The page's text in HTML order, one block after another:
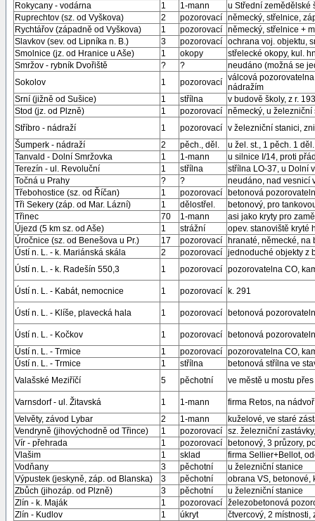
Rokycany - vodárna
1 1-mann
u Střední zemědělské
Ruprechtov (sz. od Vyškova)
2 pozorovací německý, střelnice,
Rychtářov (západně od Vyškova)
1 pozorovací německý, střelnice +
Slavkov (sev. od Lipníka n. B.)
3 pozorovací ochrana voj. objektu,
Smolnice (jz. od Hranice u Aše)
1 okopy
střelecké okopy, kul.
Smržov - rybník Dvořiště
? ?
neudáno (možná se
Sokolov
1 pozorovací válcová
nádražím
Srní (jižně od Sušice)
1 střílna
v budově školy, z r.
Stod (jz. od Plzně)
1 pozorovací německý, u
Stříbro - nádraží
1 pozorovací v železniční stanici,
Šumperk - nádraží
2 pěch., děl.
u žel. st., 1 pěch. 1
Tanvald - Dolní Smržovka
1 1-mann
u silnice I/14, proti
Terezín - ul. Revoluční
1 střílna
střílna LO-37, u Dolní
Točná u Prahy
? ?
neudáno, nad vesnicí
Třebohostice (sz. od Říčan)
1 pozorovací
betonová
Tři Sekery (záp. od Mar. Lázní)
1 dělostřel.
betonový, pro
Třinec
70 1-mann
asi jako kryty pro
Újezd (5 km sz. od Aše)
1 strážní
opev. stanoviště kryté
Úročnice (sz. od Benešova u Pr.)
17 pozorovací
hranaté, německé, na
Ústí n. L. - k. Mariánská skála
2 pozorovací jednoduché objekty z
Ústí n. L. - k. Radešín 550,3
1 pozorovací pozorovatelna CO,
Ústí n. L. - Kabát, nemocnice 1 pozorovací k. 291
Ústí n. L. - Klíše, plavecká hala 1 pozorovací betonová
Ústí n. L. - Kočkov 1 pozorovací
betonová
Ústí n. L. - Trmice
1 pozorovací pozorovatelna CO,
Ústí n. L. - Trmice
1 střílna
betonová střílna ve
Valašské Meziříčí
5 pěchotní ve městě u mostu
Varnsdorf - ul. Žitavská 1 1-mann
firma Retos, na
Velvěty, závod Lybar
2 1-mann
kuželové, ve staré
Vendryně (jihovýchodně od Třince)
1 pozorovací sz. železniční
Vír - přehrada
1 pozorovací
betonový, 3 průzory,
Vlašim
1 sklad
firma Sellier+Bellot,
Vodňany
3 pěchotní
u železniční stanice
Výpustek (jeskyně, záp. od Blanska)
3 pěchotní
obrana VS, betonové,
Zbůch (jihozáp. od Plzně)
3 pěchotní
u železniční stanice
Zlín - k. Maják
1 pozorovací železobetonová
Zlín - Kudlov
1 úkryt
čtvercový, 2 místnosti,